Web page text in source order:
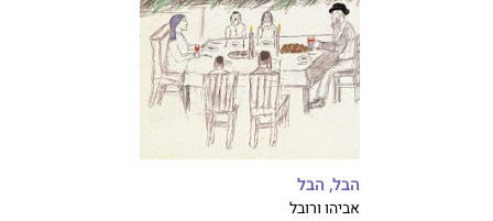
הבל, הבל
אביהו ורובל